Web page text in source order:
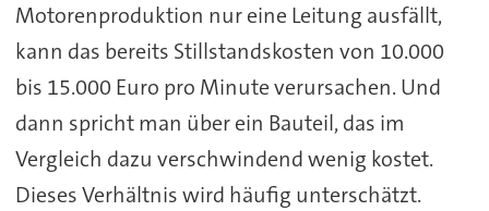
Motorenproduktion nur eine Leitung ausfällt,
kann das bereits Stillstandskosten von 10.000
bis 15.000 Euro pro Minute verursachen. Und
dann spricht man über ein Bauteil, das im
Vergleich dazu verschwindend wenig kostet.
Dieses Verhältnis wird häufig unterschätzt.